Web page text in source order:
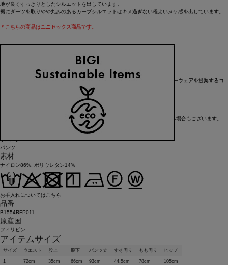
地が良くすっきりとしたシルエットを出しています。
裾にダーツを取りやや丸みのあるカーブシルエットはキメ過ぎない程よいヌケ感を出しています。
＊こちらの商品はユニセックス商品です。
2001年にブランドスタート。
「大人げない大人の服」をコンセプトに、大人が着るリラックスしたデイリーウェアを提案するコ
レディースとメンズのアイテムをご用意しています。
※在庫状況によりお取り寄せなどの事情で、商品お届けまで1週間前後かかる場合もございます。
タイプ
パンツ
素材
ナイロン86%, ポリウレタン14%
お手入れについてはこちら
品番
B1554RFP011
原産国
フィリピン
アイテムサイズ
サイズ ウエスト 股上 股下 パンツ丈 すそ周り もも周り ヒップ
1 72cm 35cm 66cm 93cm 44.5cm 78cm 105cm